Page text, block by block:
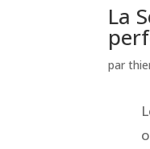
La
par